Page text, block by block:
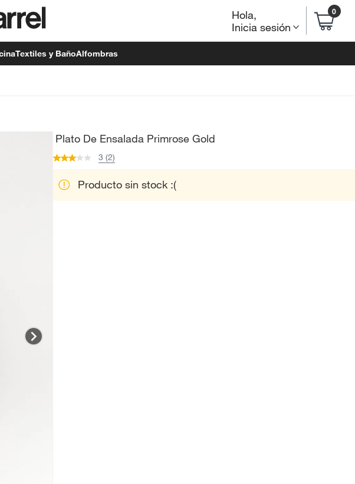
Hola,
Inicia sesión
0
Textiles y BañoAlfombras
Plato De Ensalada Primrose Gold
3 (2)
Producto sin stock :(